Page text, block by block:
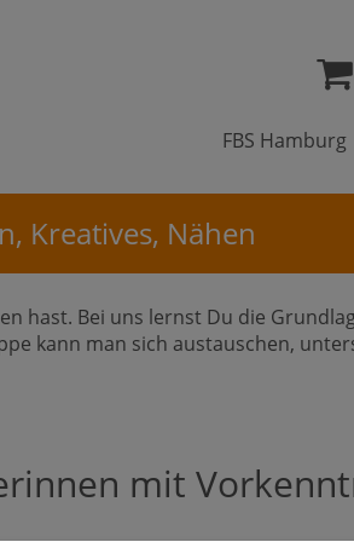
FBS Hamburg
Kreatives, Nähen
hast. Bei uns lernst Du die
kann man sich austauschen,
mit